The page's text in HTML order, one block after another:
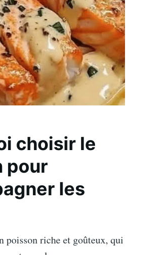
choisir le
pour
les
poisson riche et goûteux, qui